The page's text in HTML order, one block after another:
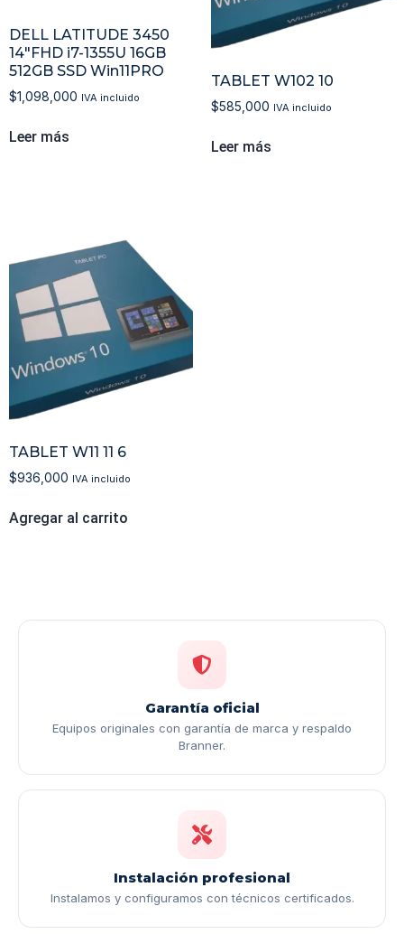
DELL LATITUDE 3450
14″FHD i7-1355U 16GB
512GB SSD Win11PRO
$1,098,000 IVA incluido
Leer más
TABLET W102 10
$585,000 IVA incluido
Leer más
TABLET W11 11 6
$936,000 IVA incluido
Agregar al carrito
Garantía oficial
Equipos originales con garantía de marca y respaldo
Branner.
Instalación profesional
Instalamos y configuramos con técnicos certificados.